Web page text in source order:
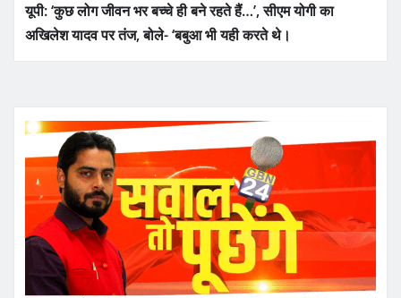
यूपी: ‘कुछ लोग जीवन भर बच्चे ही बने रहते हैं…’, सीएम योगी का
अखिलेश यादव पर तंज, बोले- ‘बबुआ भी यही करते थे।